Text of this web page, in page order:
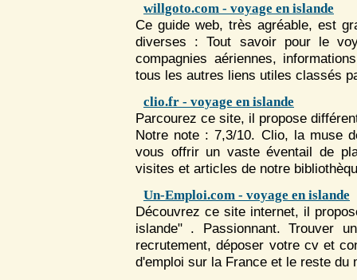
willgoto.com - voyage en islande
Ce guide web, très agréable, est
diverses : Tout savoir pour le
compagnies aériennes,
tous les autres liens utiles classés
clio.fr - voyage en islande
Parcourez ce site, il propose
Notre note : 7,3/10. Clio, la muse
vous offrir un vaste éventail de
visites et articles de notre
Un-Emploi.com - voyage en islande
Découvrez ce site internet, il
islande" . Passionnant. Trouver
recrutement, déposer votre cv et
d'emploi sur la France et le reste du